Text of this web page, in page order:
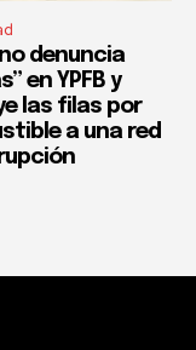
denuncia
en YPFB y
las filas por
a una red